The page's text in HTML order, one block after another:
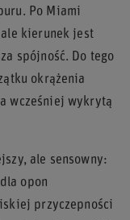
Po Miami
kierunek jest
spójność. Do tego
okrążenia
wcześniej wykrytą
ale sensowny:
opon
przyczepności